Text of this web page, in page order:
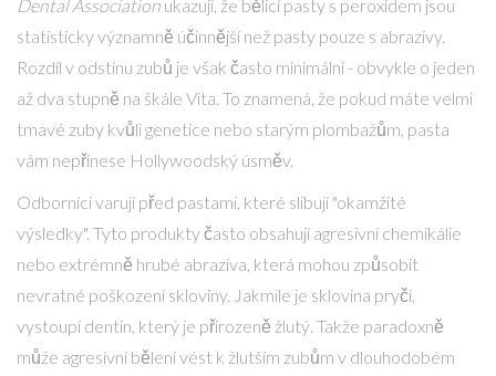
Dental Association ukazují, že bělicí pasty s peroxidem jsou
statisticky významně účinnější než pasty pouze s abrazivy.
Rozdíl v odstínu zubů je však často minimální - obvykle o jeden
až dva stupně na škále Vita. To znamená, že pokud máte velmi
tmavé zuby kvůli genetice nebo starým plombažům, pasta
vám nepřinese Hollywoodský úsměv.
Odborníci varují před pastami, které slibují "okamžité
výsledky". Tyto produkty často obsahují agresivní chemikálie
nebo extrémně hrubé abraziva, která mohou způsobit
nevratné poškození skloviny. Jakmile je sklovina pryči,
vystoupí dentin, který je přirozeně žlutý. Takže paradoxně
může agresivní bělení vést k žlutším zubům v dlouhodobém